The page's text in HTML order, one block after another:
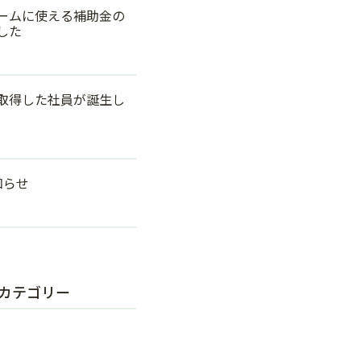
ムに使える補助金の
た
得した社員が誕生し
せ
テゴリー